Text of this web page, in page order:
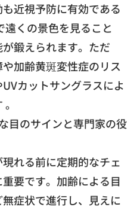
近視予防に有効である
遠くの景色を見ること
鍛えられます。ただ
加齢黄斑変性症のリス
カットサングラスによ
目のサインと専門家の役
れる前に定期的なチェ
要です。加齢による目
症状で進行し、見えに